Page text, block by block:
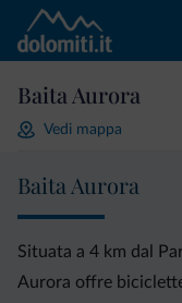
Baita Aurora
Vedi mappa
Baita Aurora
Situata a 4 km dal
Aurora offre